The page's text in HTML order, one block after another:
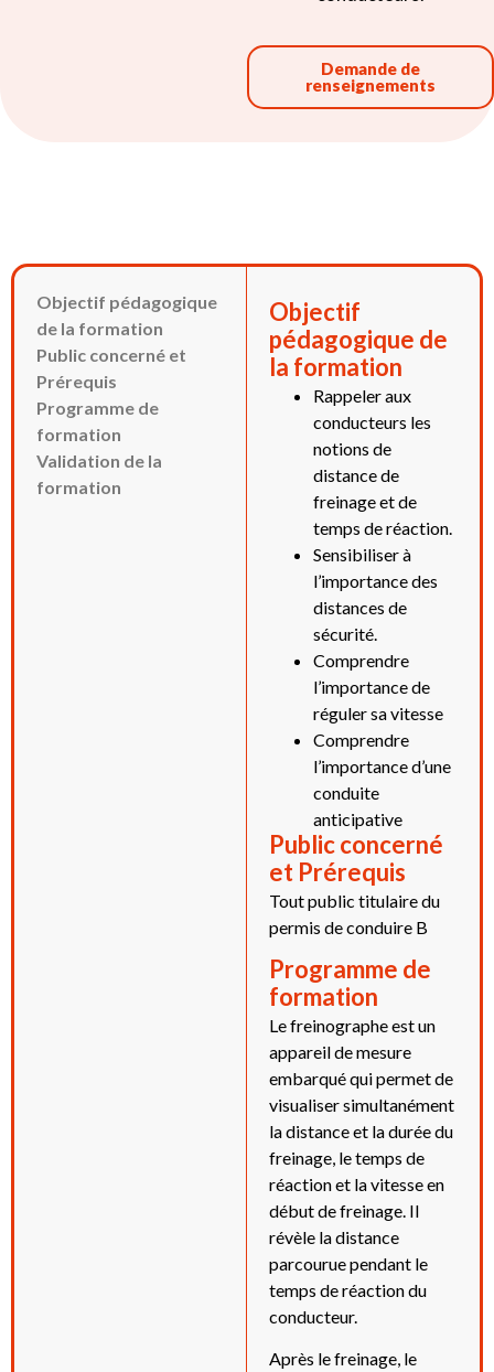
Demande de
renseignements
Objectif pédagogique
de la formation
Public concerné et
Prérequis
Programme de
formation
Validation de la
formation
Objectif
pédagogique de
la formation
Rappeler aux
conducteurs les
notions de
distance de
freinage et de
temps de réaction.
Sensibiliser à
l’importance des
distances de
sécurité.
Comprendre
l’importance de
réguler sa vitesse
Comprendre
l’importance d’une
conduite
anticipative
Public concerné
et Prérequis
Tout public titulaire du
permis de conduire B
Programme de
formation
Le freinographe est un
appareil de mesure
embarqué qui permet de
visualiser simultanément
la distance et la durée du
freinage, le temps de
réaction et la vitesse en
début de freinage. Il
révèle la distance
parcourue pendant le
temps de réaction du
conducteur.
Après le freinage, le